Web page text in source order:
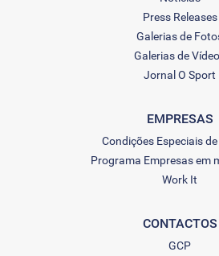
Press Releases
Galerias de
Galerias de
Jornal O Sport
EMPRESAS
Condições Especiais
Programa Empresas em
Work It
CONTACTOS
GCP